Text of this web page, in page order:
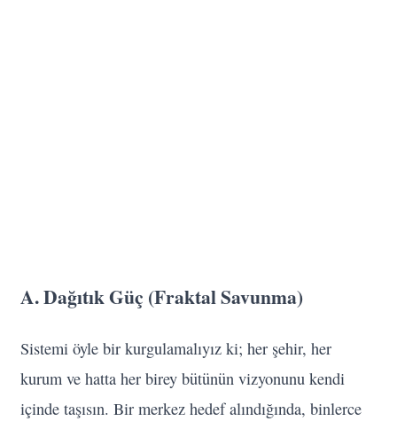
A. Dağıtık Güç (Fraktal Savunma)
Sistemi öyle bir kurgulamalıyız ki; her şehir, her
kurum ve hatta her birey bütünün vizyonunu kendi
içinde taşısın. Bir merkez hedef alındığında, binlerce